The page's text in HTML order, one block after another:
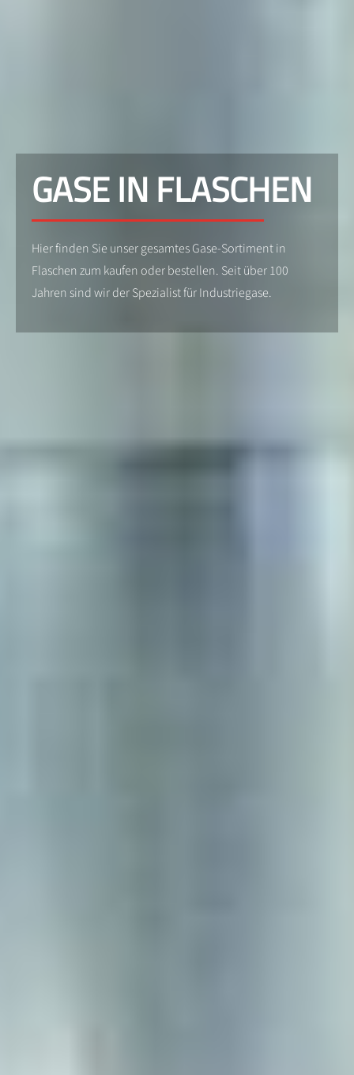
GASE IN FLASCHEN
Hier finden Sie unser gesamtes Gase-Sortiment in
Flaschen zum kaufen oder bestellen. Seit über 100
Jahren sind wir der Spezialist für Industriegase.